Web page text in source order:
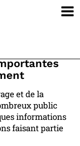
et de la
public
informations
faisant partie